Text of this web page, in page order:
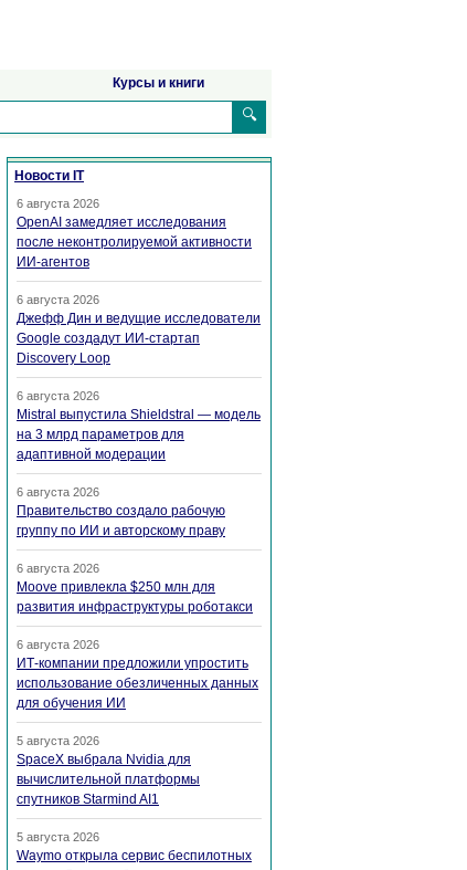
Курсы и книги
🔍
Новости IT
6 августа 2026
OpenAI замедляет исследования
после неконтролируемой активности
ИИ-агентов
6 августа 2026
Джефф Дин и ведущие исследователи
Google создадут ИИ-стартап
Discovery Loop
6 августа 2026
Mistral выпустила Shieldstral — модель
на 3 млрд параметров для
адаптивной модерации
6 августа 2026
Правительство создало рабочую
группу по ИИ и авторскому праву
6 августа 2026
Moove привлекла $250 млн для
развития инфраструктуры роботакси
6 августа 2026
ИТ-компании предложили упростить
использование обезличенных данных
для обучения ИИ
5 августа 2026
SpaceX выбрала Nvidia для
вычислительной платформы
спутников Starmind AI1
5 августа 2026
Waymo открыла сервис беспилотных